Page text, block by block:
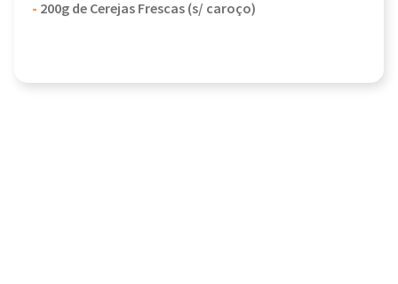
- 200g de Cerejas Frescas (s/ caroço)